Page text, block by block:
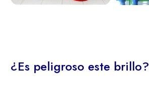
¿Es peligroso este brillo?